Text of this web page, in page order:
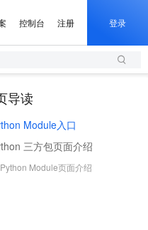
控制台 注册 登录
导读
Module入口
三方包页面介绍
Python Module页面介绍
器
理服务（原SSL证书）
，呈现可信的WEB访问
原生可编辑精美 PPT 文稿
法, 轻松生成专业的 PPT
兽帕鲁游戏服务器 HOT
联机服务器，轻松开启游戏
AI 生产力的边界
刻
愿
云 OPC 创新助力计划
补贴，五大权
速 OPC 成功
作计划
务伙伴赋能合作
作计划